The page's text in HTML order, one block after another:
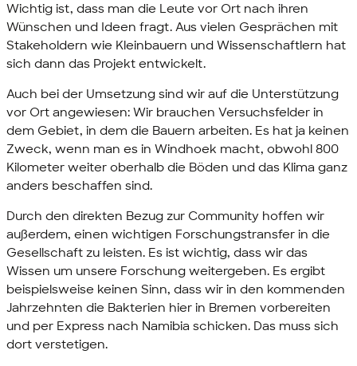
Wichtig ist, dass man die Leute vor Ort nach ihren
Wünschen und Ideen fragt. Aus vielen Gesprächen mit
Stakeholdern wie Kleinbauern und Wissenschaftlern hat
sich dann das Projekt entwickelt.
Auch bei der Umsetzung sind wir auf die Unterstützung
vor Ort angewiesen: Wir brauchen Versuchsfelder in
dem Gebiet, in dem die Bauern arbeiten. Es hat ja keinen
Zweck, wenn man es in Windhoek macht, obwohl 800
Kilometer weiter oberhalb die Böden und das Klima ganz
anders beschaffen sind.
Durch den direkten Bezug zur Community hoffen wir
außerdem, einen wichtigen Forschungstransfer in die
Gesellschaft zu leisten. Es ist wichtig, dass wir das
Wissen um unsere Forschung weitergeben. Es ergibt
beispielsweise keinen Sinn, dass wir in den kommenden
Jahrzehnten die Bakterien hier in Bremen vorbereiten
und per Express nach Namibia schicken. Das muss sich
dort verstetigen.